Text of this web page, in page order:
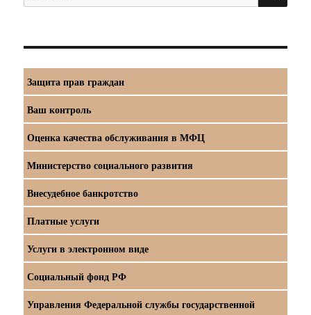
Защита прав граждан
Ваш контроль
Оценка качества обслуживания в МФЦ
Министерство социального развития
Внесудебное банкротство
Платные услуги
Услуги в электронном виде
Социальный фонд РФ
Управления Федеральной службы государственной